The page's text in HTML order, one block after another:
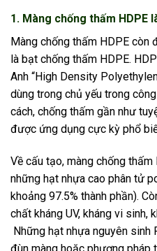
1. Màng chống thấm HDPE
Màng chống thấm HDPE
là bạt chống thấm HDPE.
Anh “High Density
dùng trong chủ yếu trong
cách, chống thấm gần như
được ứng dụng cực kỳ phổ
Về cấu tạo, màng chống
những hạt nhựa cao phân tử
khoảng 97.5% thành phần).
chất kháng UV, kháng vi sinh,
Những hạt nhựa nguyên sinh